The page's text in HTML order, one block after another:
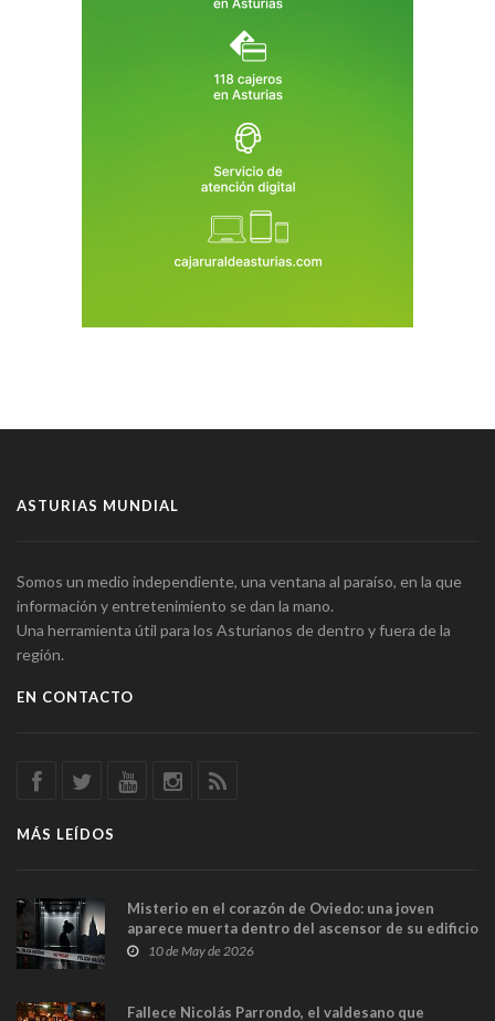
ASTURIAS MUNDIAL
Somos un medio independiente, una ventana al paraíso, en la que
información y entretenimiento se dan la mano.
Una herramienta útil para los Asturianos de dentro y fuera de la
región.
EN CONTACTO
MÁS LEÍDOS
Misterio en el corazón de Oviedo: una joven
aparece muerta dentro del ascensor de su edificio
y las cámaras captan sus últimos minutos
10 de May de 2026
Fallece Nicolás Parrondo, el valdesano que